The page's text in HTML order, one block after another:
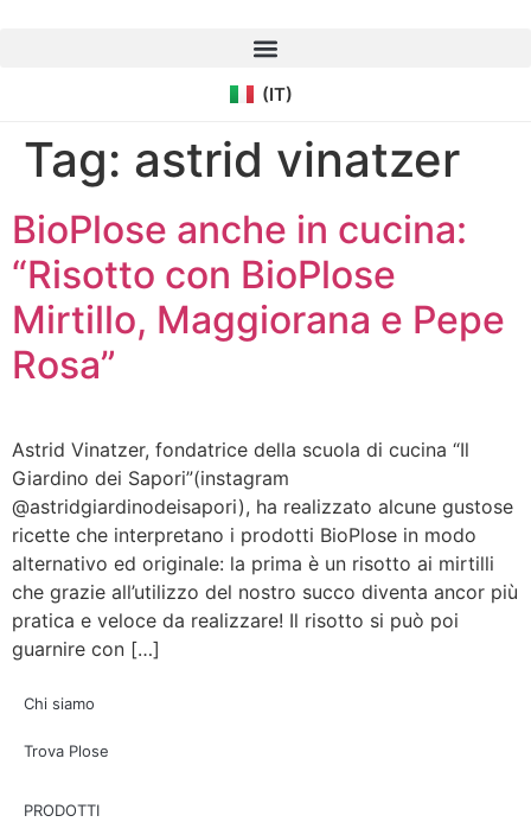
(IT)
(EN)
(DE)
Tag: astrid vinatzer
BioPlose anche in cucina:
“Risotto con BioPlose
Mirtillo, Maggiorana e Pepe
Rosa”
Astrid Vinatzer, fondatrice della scuola di cucina “Il
Giardino dei Sapori”(instagram
@astridgiardinodeisapori), ha realizzato alcune gustose
ricette che interpretano i prodotti BioPlose in modo
alternativo ed originale: la prima è un risotto ai mirtilli
che grazie all’utilizzo del nostro succo diventa ancor più
pratica e veloce da realizzare! Il risotto si può poi
guarnire con […]
Chi siamo
Trova Plose
PRODOTTI